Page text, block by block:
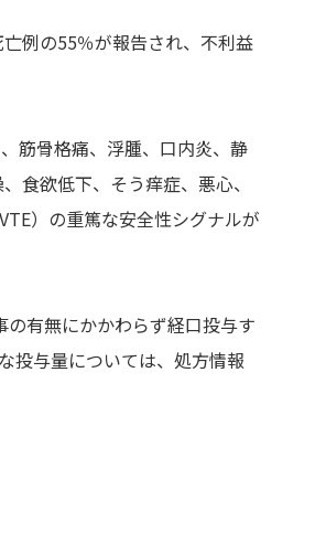
例の55％が報告され、不利益
筋骨格痛、浮腫、口内炎、静
食欲低下、そう痒症、悪心、
）の重篤な安全性シグナルが
有無にかかわらず経口投与す
投与量については、処方情報